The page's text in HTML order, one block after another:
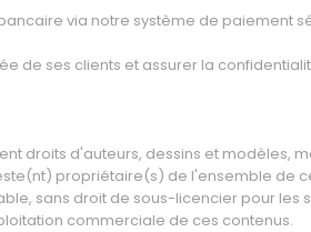
via notre système de paiement
de ses clients et assurer la
droits d'auteurs, dessins et modèles,
propriétaire(s) de l'ensemble de
sans droit de sous-licencier pour
commerciale de ces contenus.